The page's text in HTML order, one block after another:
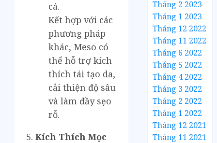
cá.
Kết hợp với các
phương pháp
khác, Meso có
thể hỗ trợ kích
thích tái tạo da,
cải thiện độ sâu
và làm đầy sẹo
rỗ.
Kích Thích Mọc
Tháng 2 2023
Tháng 1 2023
Tháng 12 2022
Tháng 11 2022
Tháng 6 2022
Tháng 5 2022
Tháng 4 2022
Tháng 3 2022
Tháng 2 2022
Tháng 1 2022
Tháng 12 2021
Tháng 11 2021